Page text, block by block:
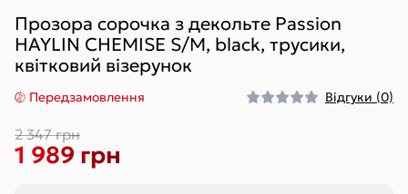
Прозора сорочка з декольте Passion
HAYLIN CHEMISE S/M, black, трусики,
квітковий візерунок
Передзамовлення Відгуки (0)
2 347 грн
1 989 грн